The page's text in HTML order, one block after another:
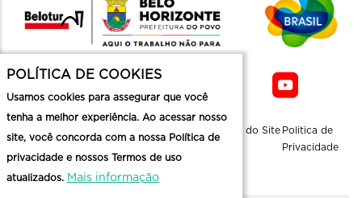
Mapa do Site Politica de
Privacidade
POLÍTICA DE COOKIES
Usamos cookies para assegurar que você
tenha a melhor experiência. Ao acessar nosso
site, você concorda com a nossa Política de
privacidade e nossos Termos de uso
atualizados. Mais informação